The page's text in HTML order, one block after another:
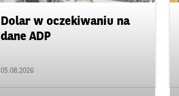
Dolar w oczekiwaniu na
dane ADP
05.08.2026